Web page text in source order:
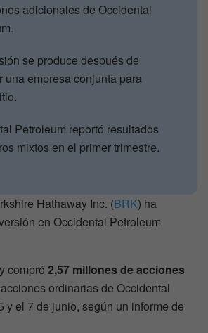
adicionales de Occidental
se produce después de
una empresa conjunta para
Petroleum reportó resultados
mixtos en el primer trimestre.
Hathaway Inc. (BRK) ha
en Occidental Petroleum
compró 2,57 millones de acciones
ordinarias de Occidental
y el 7 de junio, según un informe de